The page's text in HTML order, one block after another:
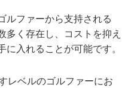
ルファーから支持される
多く存在し、コストを抑え
入れることが可能です。
レベルのゴルファーにお